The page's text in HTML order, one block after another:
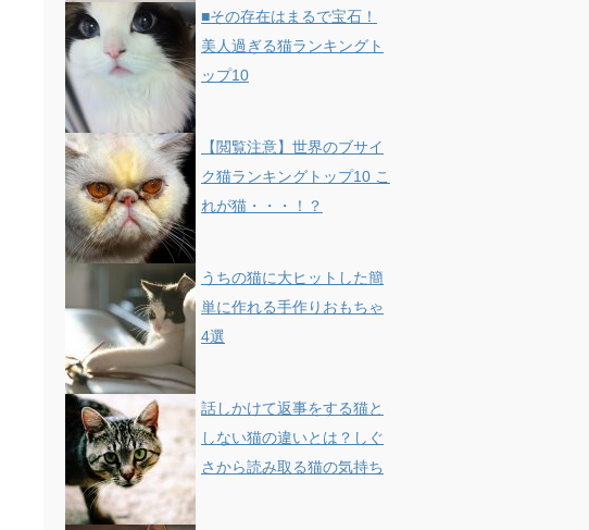
■その存在はまるで宝石！
美人過ぎる猫ランキングト
ップ10
【閲覧注意】世界のブサイ
ク猫ランキングトップ10 こ
れが猫・・・！？
うちの猫に大ヒットした簡
単に作れる手作りおもちゃ
4選
話しかけて返事をする猫と
しない猫の違いとは？しぐ
さから読み取る猫の気持ち